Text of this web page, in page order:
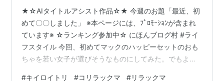
★☆AIタイトルアシスト作品☆★ 今週のお題「最近、初
めて〇〇しました」 ※本ページには、ﾌﾟﾛﾓｰｼｮﾝが含まれ
ています※ ☆ランキング参加中☆ にほんブログ村 #ライ
フスタイル 今回、初めてマックのハッピーセットのおも
ちゃを若い女子が選びそうなものにしてみた。でもよく
#キイロイトリ #コリラックマ #リラックマ